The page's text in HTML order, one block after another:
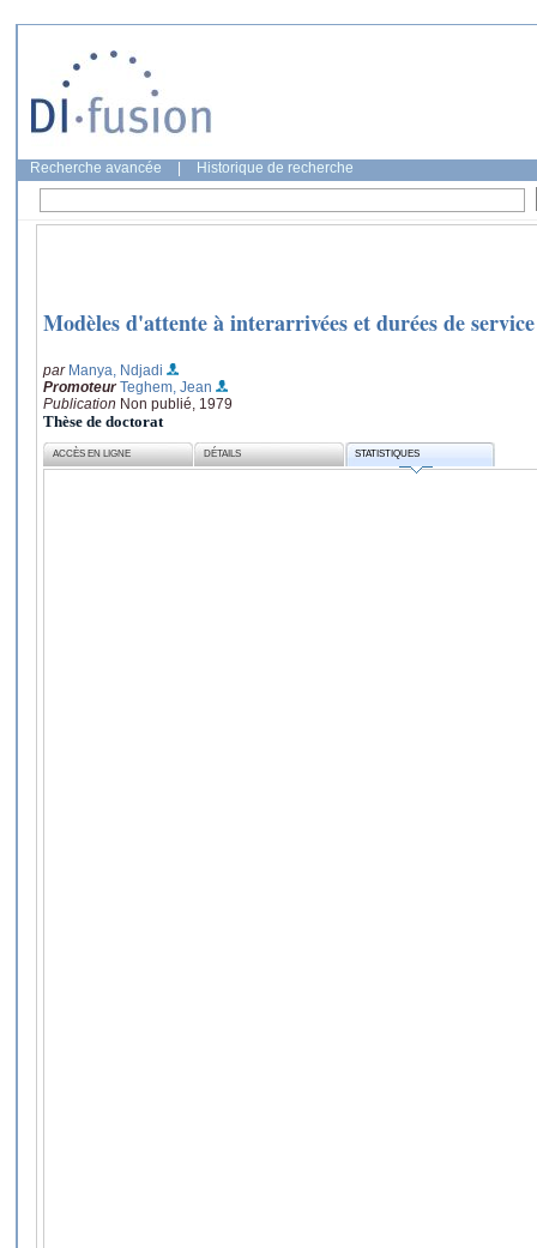
Recherche avancée Historique de recherche
Modèles d'attente à interarrivées et durées de
par Manya, Ndjadi
Promoteur Teghem, Jean
Publication Non publié, 1979
Thèse de doctorat
ACCÈS EN LIGNE DÉTAILS STATISTIQUES